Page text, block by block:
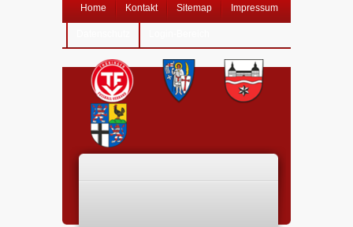
Home Kontakt Sitemap Impressum